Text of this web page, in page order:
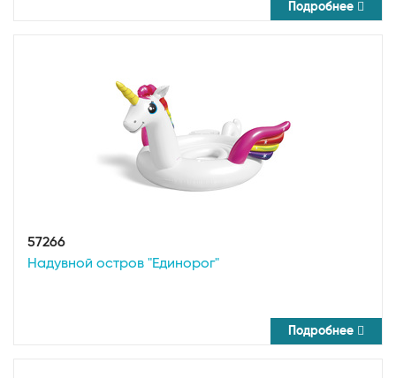
Подробнее
57266
Надувной остров "Единорог"
Подробнее